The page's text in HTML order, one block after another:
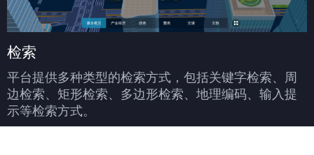
检索
平台提供多种类型的检索方式，包括关键字检索、周
边检索、矩形检索、多边形检索、地理编码、输入提
示等检索方式。